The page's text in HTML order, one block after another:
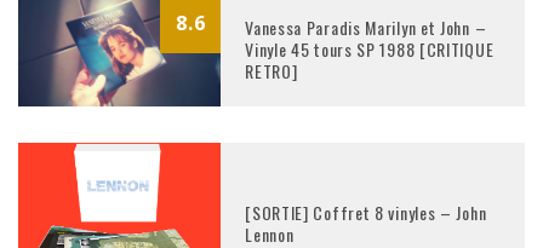
8.6
Vanessa Paradis Marilyn et John –
Vinyle 45 tours SP 1988 [CRITIQUE
RETRO]
[SORTIE] Coffret 8 vinyles – John
Lennon